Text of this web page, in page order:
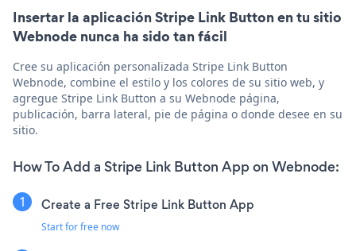
Insertar la aplicación Stripe Link Button en tu sitio
Webnode nunca ha sido tan fácil
Cree su aplicación personalizada Stripe Link Button
Webnode, combine el estilo y los colores de su sitio web, y
agregue Stripe Link Button a su Webnode página,
publicación, barra lateral, pie de página o donde desee en su
sitio.
How To Add a Stripe Link Button App on Webnode:
Create a Free Stripe Link Button App
Start for free now